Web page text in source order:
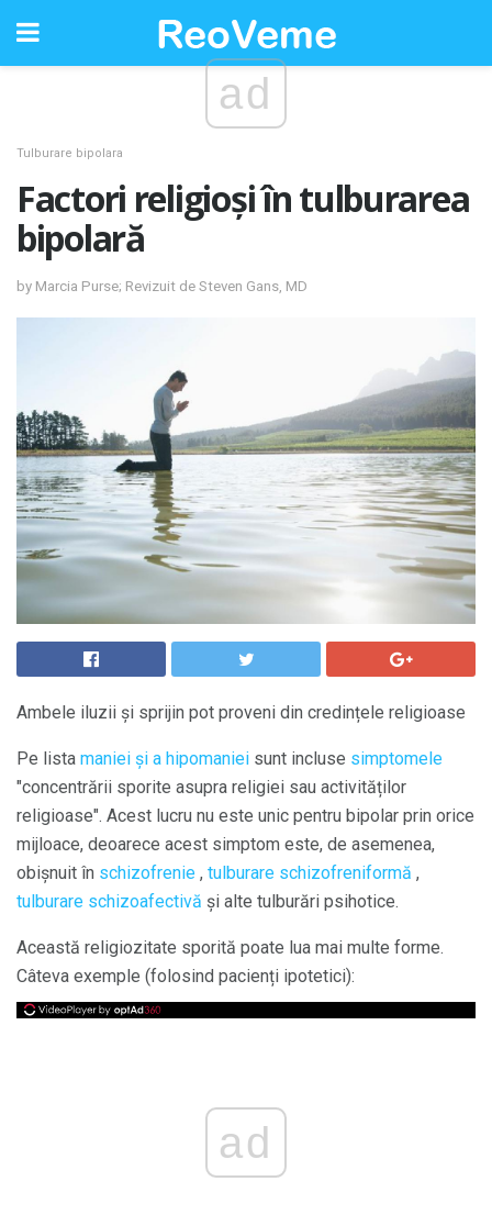
ad
Tulburare bipolara
Factori religioși în tulburarea
bipolară
by Marcia Purse; Revizuit de Steven Gans, MD
Ambele iluzii și sprijin pot proveni din credințele religioase
Pe lista maniei și a hipomaniei sunt incluse simptomele
"concentrării sporite asupra religiei sau activităților
religioase". Acest lucru nu este unic pentru bipolar prin orice
mijloace, deoarece acest simptom este, de asemenea,
obișnuit în schizofrenie , tulburare schizofreniformă ,
tulburare schizoafectivă și alte tulburări psihotice.
Această religiozitate sporită poate lua mai multe forme.
Câteva exemple (folosind pacienți ipotetici):
ad